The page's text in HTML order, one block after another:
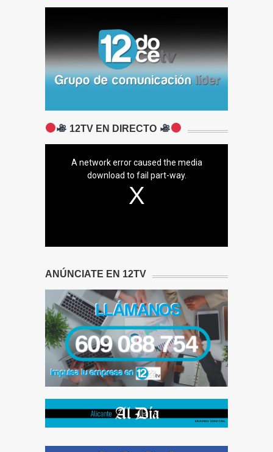
12TV EN DIRECTO
A network error caused the media
download to fail part-way.
ANÚNCIATE EN 12TV